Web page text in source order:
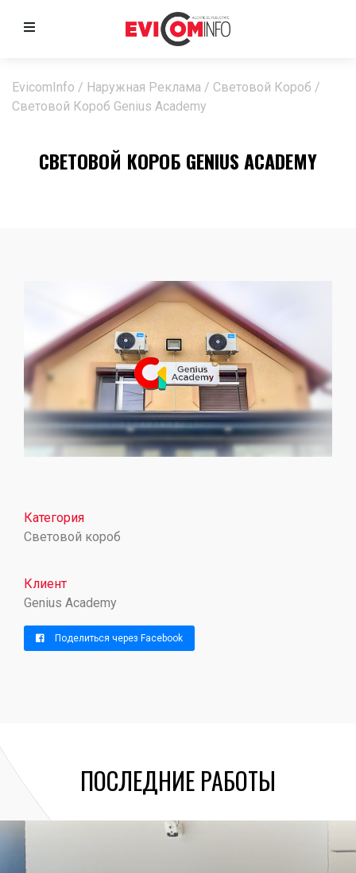
EvicomInfo / Наружная Реклама / Световой Короб /
Световой Короб Genius Academy
СВЕТОВОЙ КОРОБ GENIUS ACADEMY
Категория
Световой короб
Клиент
Genius Academy
Поделиться через Facebook
ПОСЛЕДНИЕ РАБОТЫ